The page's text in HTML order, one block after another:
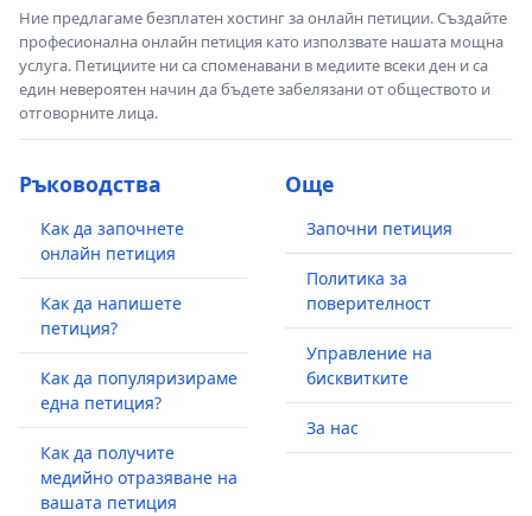
Ние предлагаме безплатен хостинг за онлайн петиции. Създайте
професионална онлайн петиция като използвате нашата мощна
услуга. Петициите ни са споменавани в медиите всеки ден и са
един невероятен начин да бъдете забелязани от обществото и
отговорните лица.
Ръководства
Как да започнете
онлайн петиция
Как да напишете
петиция?
Как да популяризираме
една петиция?
Как да получите
медийно отразяване на
вашата петиция
Още
Започни петиция
Политика за
поверителност
Управление на
бисквитките
За нас